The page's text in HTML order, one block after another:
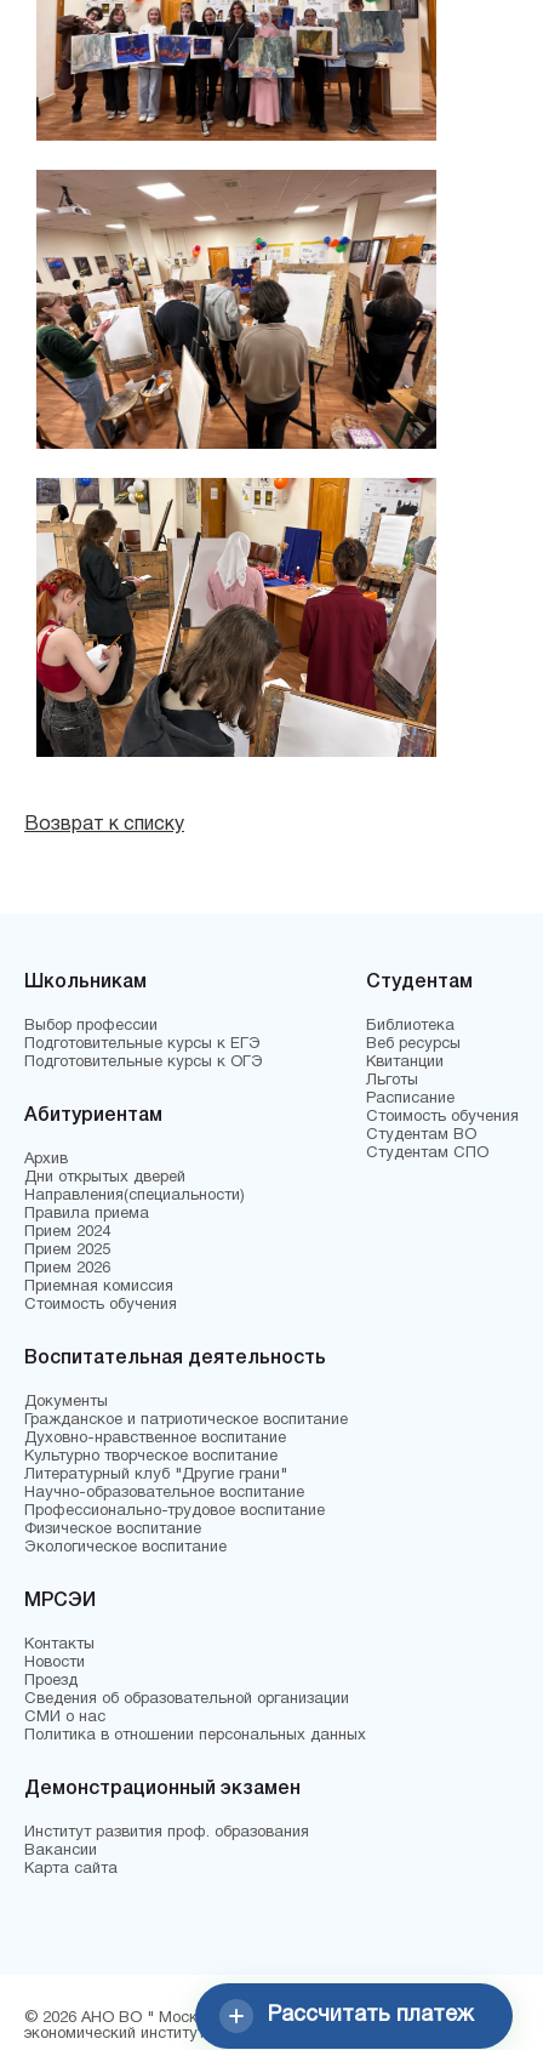
Рассчитать платеж
Возврат к списку
Школьникам
Выбор профессии
Подготовительные курсы к ЕГЭ
Подготовительные курсы к ОГЭ
Абитуриентам
Архив
Дни открытых дверей
Направления(специальности)
Правила приема
Прием 2024
Прием 2025
Прием 2026
Приемная комиссия
Стоимость обучения
Студентам
Библиотека
Веб ресурсы
Квитанции
Льготы
Расписание
Стоимость обучения
Студентам ВО
Студентам СПО
Воспитательная деятельность
Документы
Гражданское и патриотическое воспитание
Духовно-нравственное воспитание
Культурно творческое воспитание
Литературный клуб "Другие грани"
Научно-образовательное воспитание
Профессионально-трудовое воспитание
Физическое воспитание
Экологическое воспитание
МРСЭИ
Контакты
Новости
Проезд
Сведения об образовательной организации
СМИ о нас
Политика в отношении персональных данных
Демонстрационный экзамен
Институт развития проф. образования
Вакансии
Карта сайта
© 2026 АНО ВО " Московский региональный социально-
экономический институт"